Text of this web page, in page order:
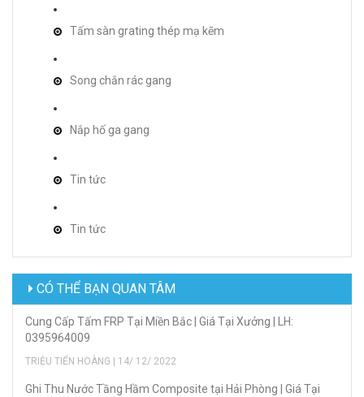
Tấm sàn grating thép mạ kẽm
Song chắn rác gang
Nắp hố ga gang
Tin tức
Tin tức
CÓ THỂ BẠN QUAN TÂM
Cung Cấp Tấm FRP Tại Miền Bắc | Giá Tại Xưởng | LH:
0395964009
TRIỆU TIẾN HOÀNG | 14/ 12/ 2022
Ghi Thu Nước Tầng Hầm Composite tại Hải Phòng | Giá Tại